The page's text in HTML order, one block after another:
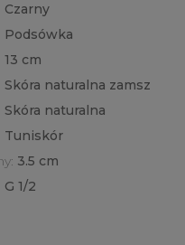
Czarny
Podsówka
13 cm
Skóra naturalna zamsz
Skóra naturalna
Tuniskór
3.5 cm
G 1/2